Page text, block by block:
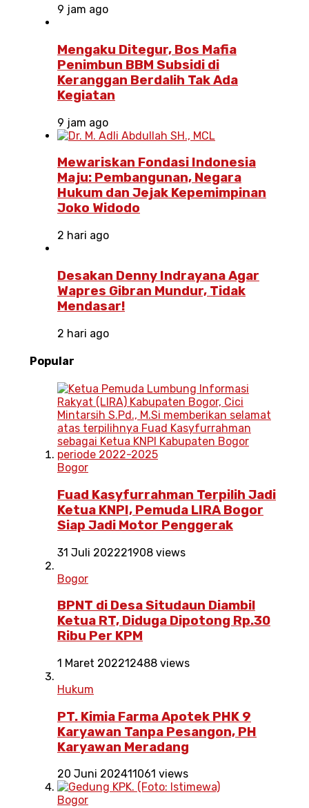
9 jam ago
Mengaku Ditegur, Bos Mafia
Penimbun BBM Subsidi di
Keranggan Berdalih Tak Ada
Kegiatan
9 jam ago
Mewariskan Fondasi Indonesia
Maju: Pembangunan, Negara
Hukum dan Jejak Kepemimpinan
Joko Widodo
2 hari ago
Desakan Denny Indrayana Agar
Wapres Gibran Mundur, Tidak
Mendasar!
2 hari ago
Popular
Bogor
Fuad Kasyfurrahman Terpilih Jadi
Ketua KNPI, Pemuda LIRA Bogor
Siap Jadi Motor Penggerak
31 Juli 202221908 views
Bogor
BPNT di Desa Situdaun Diambil
Ketua RT, Diduga Dipotong Rp.30
Ribu Per KPM
1 Maret 202212488 views
Hukum
PT. Kimia Farma Apotek PHK 9
Karyawan Tanpa Pesangon, PH
Karyawan Meradang
20 Juni 202411061 views
Bogor